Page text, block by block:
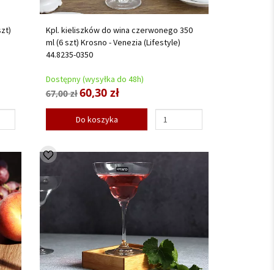
Kpl. kieliszków do wina czerwonego 350
ml (6 szt) Krosno - Venezia (Lifestyle)
44.8235-0350
Dostępny (wysyłka do 48h)
67,00 zł60,30 zł
Do koszyka